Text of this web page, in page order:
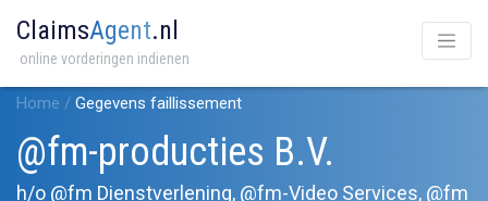
ClaimsAgent.nl
online vorderingen indienen
Home / Gegevens faillissement
@fm-producties B.V.
h/o @fm Dienstverlening, @fm-Video Services, @fm